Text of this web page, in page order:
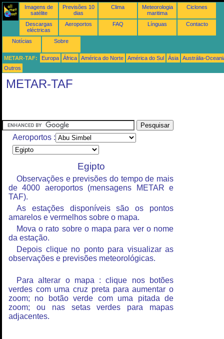
Imagens de
satélite
Previsões 10
dias
Clima
Meteorologia
maritima
Ciclones
Descargas
eléctricas
Aeroportos FAQ Línguas Contacto
Notícias Sobre
METAR-TAF: Europa África América do Norte América do Sul Ásia
Austrália-
Outros
METAR-TAF
Aeroportos :
Egipto
Observações e previsões do tempo de mais
de 4000 aeroportos (mensagens METAR e
TAF).
As estações disponíveis são os pontos
amarelos e vermelhos sobre o mapa.
Mova o rato sobre o mapa para ver o nome
da estação.
Depois clique no ponto para visualizar as
observações e previsões meteorológicas.
Para alterar o mapa : clique nos botões
verdes com uma cruz preta para aumentar o
zoom; no botão verde com uma pitada de
zoom; ou nas setas verdes para mapas
adjacentes.